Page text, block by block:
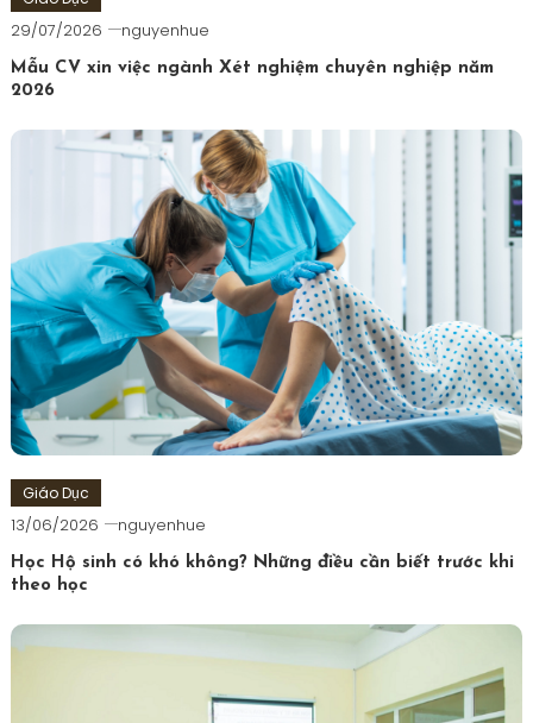
29/07/2026 nguyenhue
Mẫu CV xin việc ngành Xét nghiệm chuyên nghiệp năm
2026
Giáo Dục
13/06/2026 nguyenhue
Học Hộ sinh có khó không? Những điều cần biết trước khi
theo học